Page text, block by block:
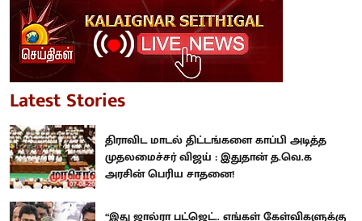
Latest Stories
திராவிட மாடல் திட்டங்களை காப்பி அடித்த
முதலமைச்சர் விஜய் : இதுதான் த.வெ.க
அரசின் பெரிய சாதனை!
“இது ஜால்ரா பட்ஜெட்.. எங்கள் கேள்விகளுக்கு